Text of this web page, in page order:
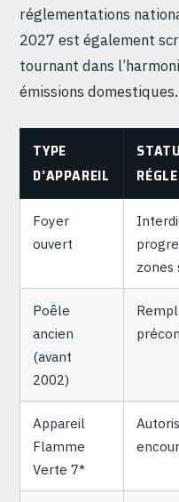
réglementations
2027 est également
tournant dans
émissions domestiques.
TYPE
D’APPAREIL
Foyer
ouvert
zones
Poêle
ancien
(avant
2002)
Appareil
Flamme
Verte 7*